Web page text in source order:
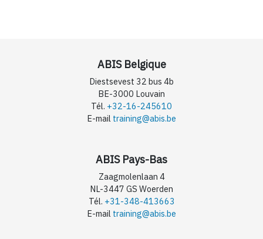
ABIS Belgique
Diestsevest 32 bus 4b
BE-3000 Louvain
Tél. +32-16-245610
E-mail training@abis.be
ABIS Pays-Bas
Zaagmolenlaan 4
NL-3447 GS Woerden
Tél. +31-348-413663
E-mail training@abis.be